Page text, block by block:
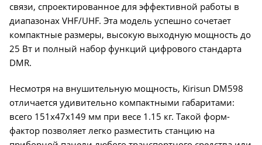
связи, спроектированное для эффективной работы в
диапазонах VHF/UHF. Эта модель успешно сочетает
компактные размеры, высокую выходную мощность до
25 Вт и полный набор функций цифрового стандарта
DMR.
Несмотря на внушительную мощность, Kirisun DM598
отличается удивительно компактными габаритами:
всего 151x47x149 мм при весе 1.15 кг. Такой форм-
фактор позволяет легко разместить станцию на